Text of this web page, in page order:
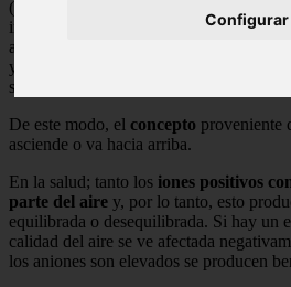
Configurar
(pr. anienai), primera persona del
indicativo del verbo cuya traducción
ascender”. Formado por la partícula
y por el verbo ἰέναι (pr. ienai), cuya
significado de “ir”.
De este modo, el concepto proveniente
asciende o va hacia arriba.
En la salud; tanto los iones positivos
parte del aire y, por lo tanto, esto
equilibrada o desequilibrada. Si hay un
calidad del aire se ve afectada
los aniones son elevados se producen